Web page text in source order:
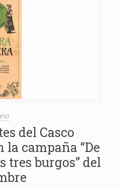
del Casco
campaña “De
tres burgos” del